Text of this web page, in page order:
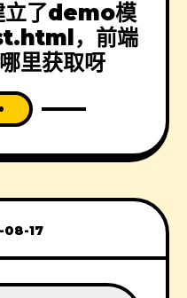
立了demo模
，前端
里获取呀
17